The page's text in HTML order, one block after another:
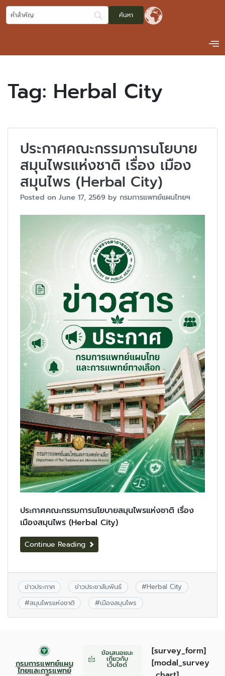
Tag: Herbal City
ประกาศคณะกรรมการนโยบาย
สมุนไพรแห่งชาติ เรื่อง เมือง
สมุนไพร (Herbal City)
Posted on June 17, 2569 by กรมการแพทย์แผนไทยฯ
ประกาศคณะกรรมการนโยบายสมุนไพรแห่งชาติ เรื่อง
เมืองสมุนไพร (Herbal City)
Continue Reading
ข่าวประกาศ ข่าวประชาสัมพันธ์ #Herbal City
#สมุนไพรแห่งชาติ #เมืองสมุนไพร
กรมการแพทย์แผน
ไทยและการแพทย์
ข้อเสนอแนะ
เกี่ยวกับ
เว็บไซต์
[survey_form]
[modal_survey